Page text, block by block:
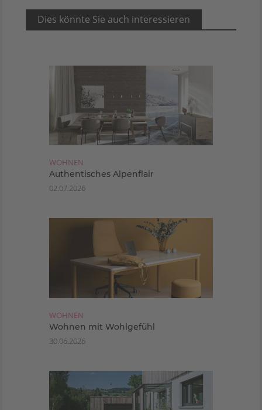
Dies könnte Sie auch interessieren
WOHNEN
Authentisches Alpenflair
02.07.2026
WOHNEN
Wohnen mit Wohlgefühl
30.06.2026